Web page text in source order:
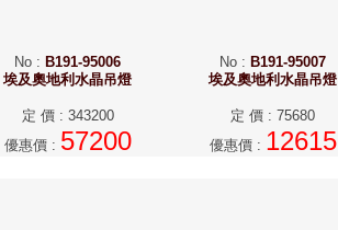
No : B191-95006
埃及奧地利水晶吊燈
定 價: 343200
優惠價: 57200
No : B191-95007
埃及奧地利水晶吊燈
定 價 : 75680
優惠價: 12615